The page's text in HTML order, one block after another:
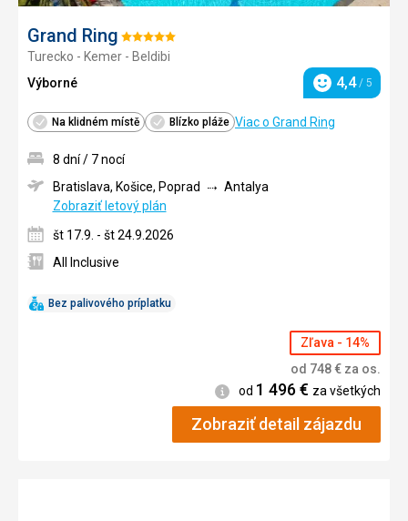
Grand Ring Hodnotenie:
5/5
Turecko - Kemer - Beldibi
Výborné
Hodnotenie
4,4/ 5
Na klidném místě Blízko pláže Viac o Grand Ring
Bez palivového príplatku
8 dní / 7 nocí
Bratislava, Košice, Poprad
Antalya
Zobraziť letový plán
št 17.9. - št 24.9.2026
All Inclusive
Zľava - 14%
od 748€ za os.
Informácie
od 1 496€ za všetkých
Zobraziť detail zájazdu